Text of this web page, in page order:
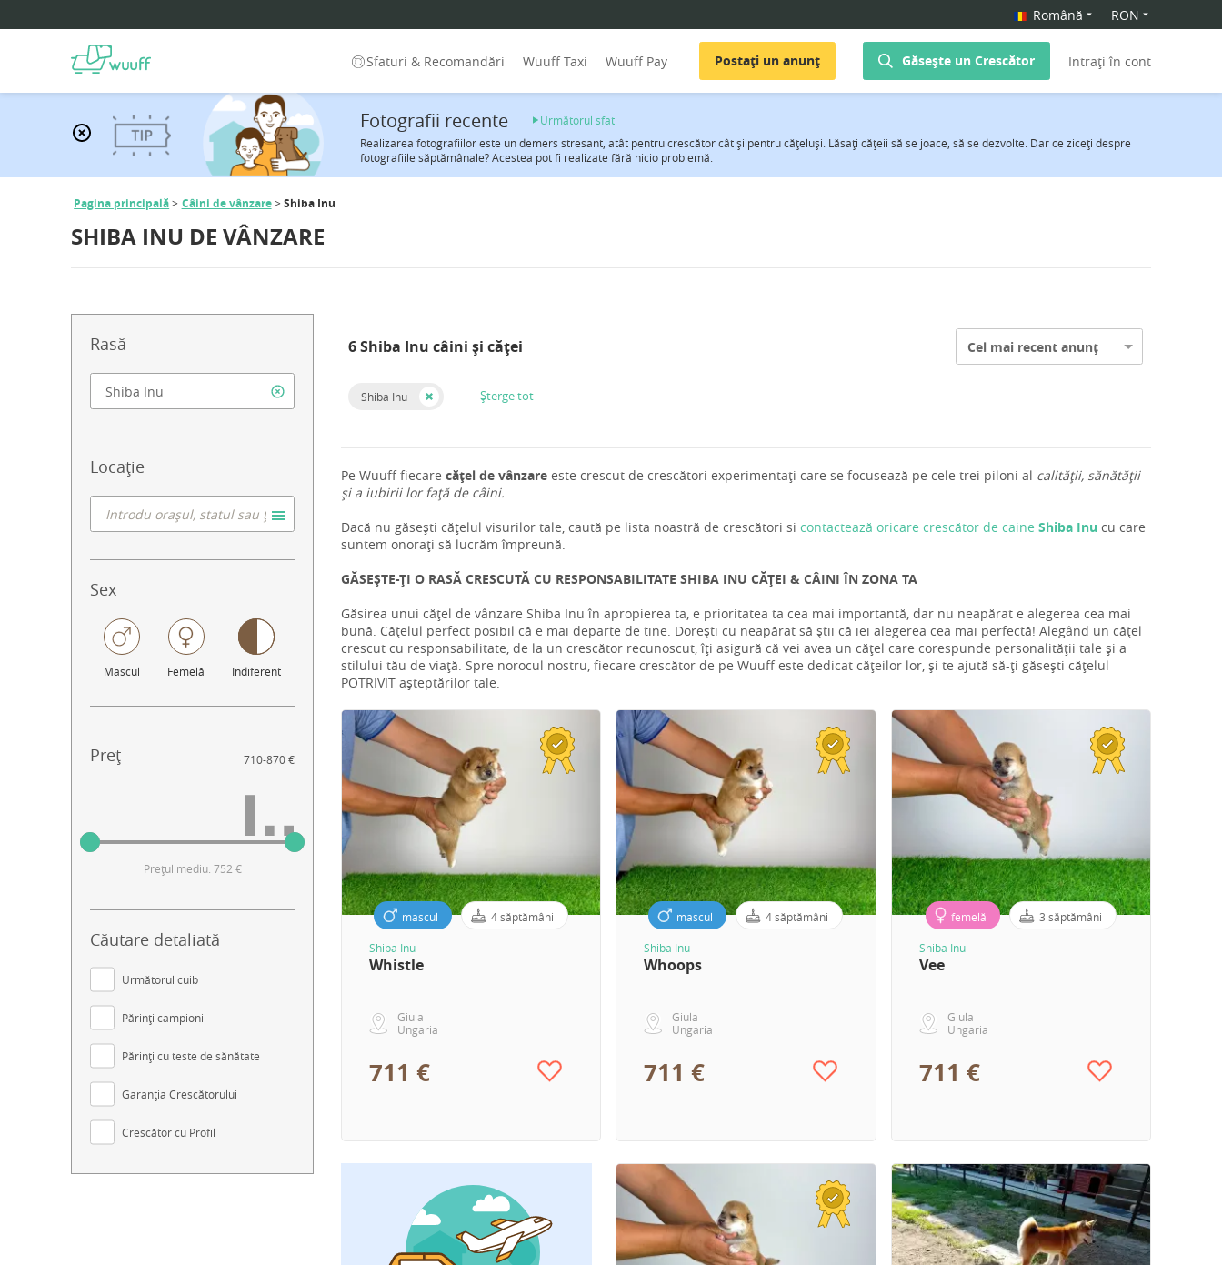
Română RON
Sfaturi & Recomandări Wuuff Taxi Wuuff Pay Postați un anunț Găsește un Crescător Intrați în cont
Fotografii recente
Următorul sfat
Realizarea fotografiilor este un demers stresant, atât pentru crescător cât şi pentru căţeluşi. Lăsaţi căţeii să se joace, să se dezvolte. Dar ce ziceţi despre
fotografiile săptămânale? Acestea pot fi realizate fără nicio problemă.
Pagina principală Câini de vânzare Shiba Inu
SHIBA INU DE VÂNZARE
Rasă
Locație
Sex
Mascul Femelă Indiferent
Preț 710-870 €
Prețul mediu: 752 €
Căutare detaliată
Următorul cuib
Părinți campioni
Părinți cu teste de sănătate
Garanția Crescătorului
Crescător cu Profil
6 Shiba Inu câini și căței Cel mai recent anunț
Shiba Inu Șterge tot
Pe Wuuff fiecare cățel de vânzare este crescut de crescători experimentați care se focusează pe cele trei piloni al calității, sănătății
și a iubirii lor față de câini.
Dacă nu găsești cățelul visurilor tale, caută pe lista noastră de crescători si contactează oricare crescător de caine Shiba Inu cu care
suntem onorați să lucrăm împreună.
GĂSEȘTE-ȚI O RASĂ CRESCUTĂ CU RESPONSABILITATE SHIBA INU CĂȚEI & CÂINI ÎN ZONA TA
Găsirea unui cățel de vânzare Shiba Inu în apropierea ta, e prioritatea ta cea mai importantă, dar nu neapărat e alegerea cea mai
bună. Cățelul perfect posibil că e mai departe de tine. Dorești cu neapărat să știi că iei alegerea cea mai perfectă! Alegând un cățel
crescut cu responsabilitate, de la un crescător recunoscut, îți asigură că vei avea un cățel care corespunde personalității tale și a
stilului tău de viață. Spre norocul nostru, fiecare crescător de pe Wuuff este dedicat cățeilor lor, și te ajută să-ți găsești cățelul
POTRIVIT așteptărilor tale.
mascul 4 săptămâni
Shiba Inu
Whistle
Giula
Ungaria
711 €
mascul 4 săptămâni
Shiba Inu
Whoops
Giula
Ungaria
711 €
femelă 3 săptămâni
Shiba Inu
Vee
Giula
Ungaria
711 €